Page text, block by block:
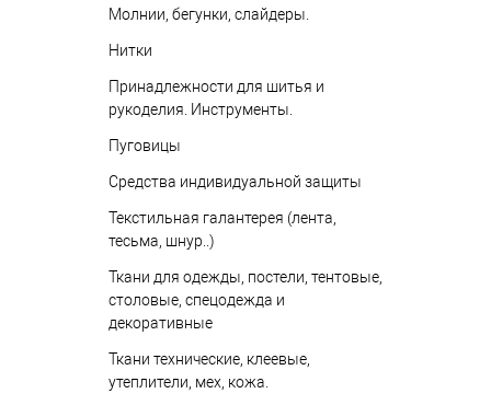
Молнии, бегунки, слайдеры.
Нитки
Принадлежности для шитья и
рукоделия. Инструменты.
Пуговицы
Средства индивидуальной защиты
Текстильная галантерея (лента,
тесьма, шнур..)
Ткани для одежды, постели, тентовые,
столовые, спецодежда и
декоративные
Ткани технические, клеевые,
утеплители, мех, кожа.